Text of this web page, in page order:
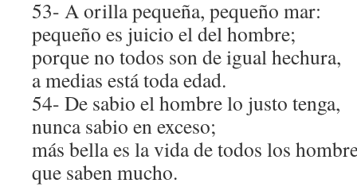
53- A orilla pequeña, pequeño mar:
pequeño es juicio el del hombre;
porque no todos son de igual hechura,
a medias está toda edad.
54- De sabio el hombre lo justo tenga,
nunca sabio en exceso;
más bella es la vida de todos los
que saben mucho.